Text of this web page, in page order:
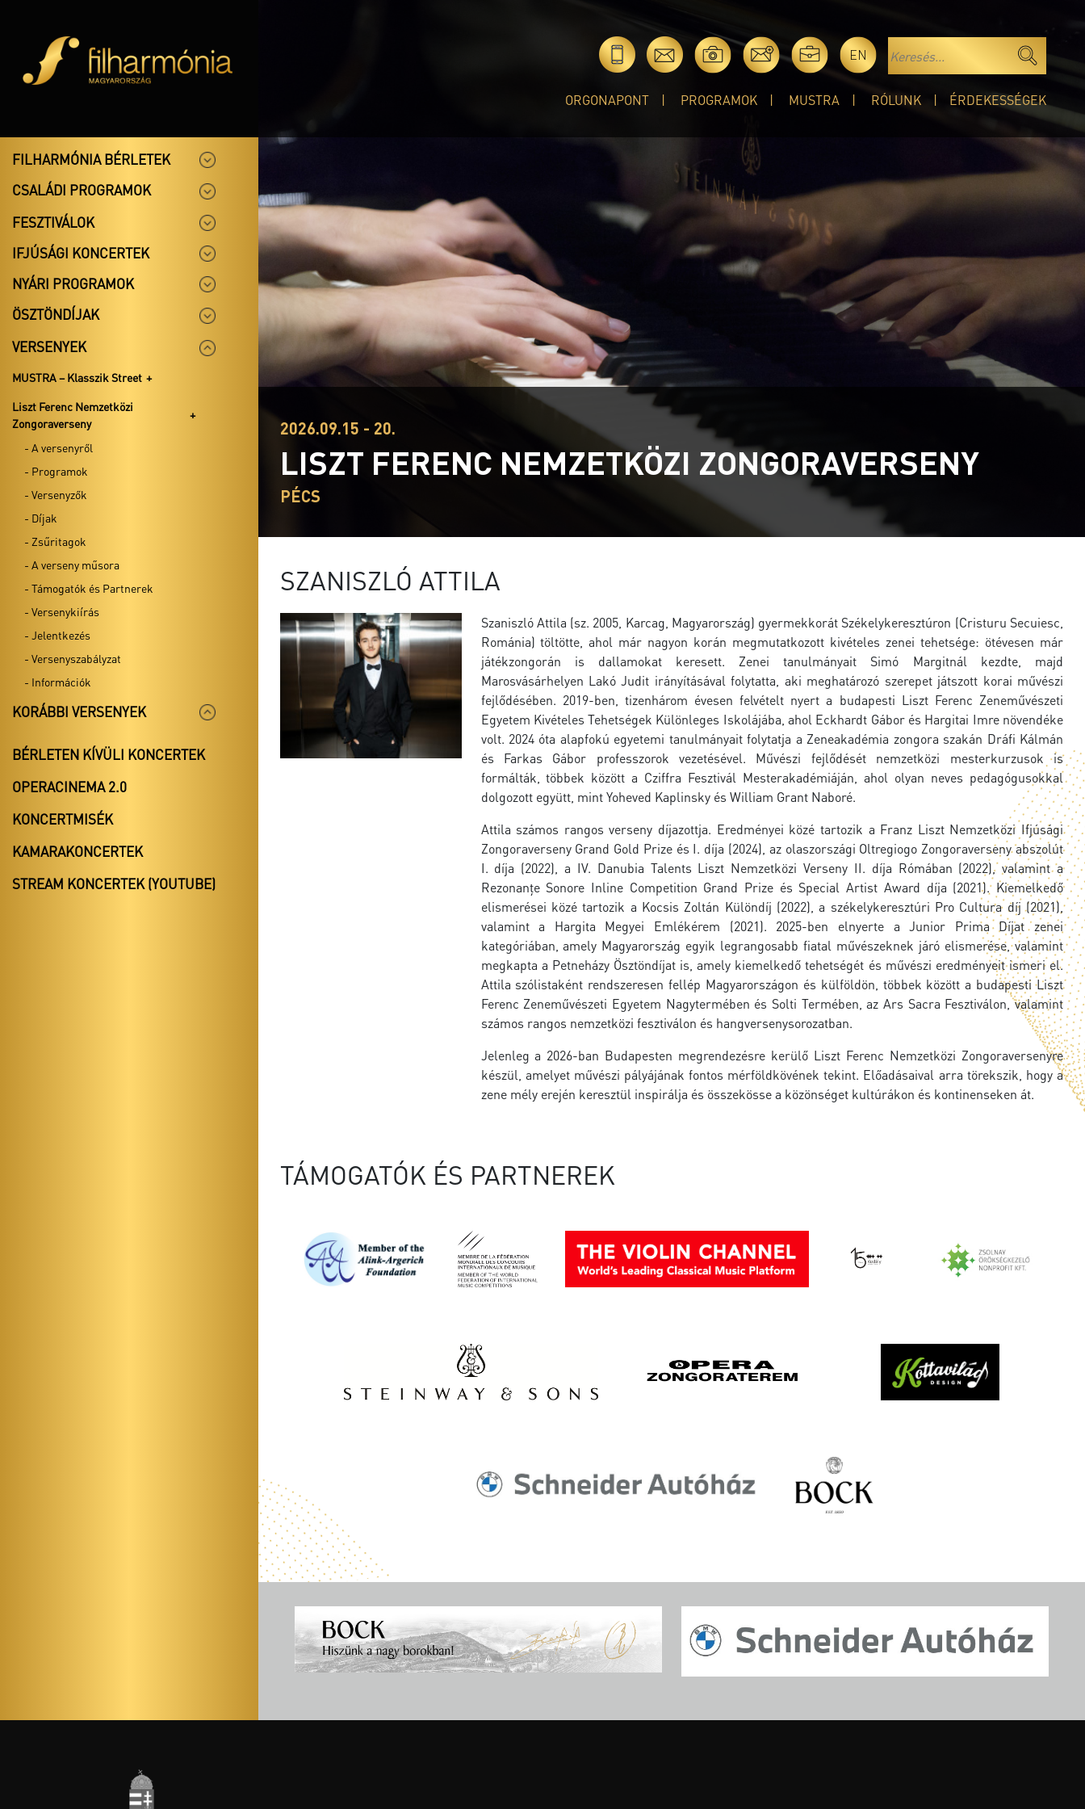
EN
ORGONAPONT PROGRAMOK MUSTRA RÓLUNK ÉRDEKESSÉGEK
FILHARMÓNIA BÉRLETEK
CSALÁDI PROGRAMOK
FESZTIVÁLOK
IFJÚSÁGI KONCERTEK
NYÁRI PROGRAMOK
ÖSZTÖNDÍJAK
VERSENYEK
MUSTRA – Klasszik Street
Liszt Ferenc Nemzetközi
Zongoraverseny
- A versenyről
- Programok
- Versenyzők
- Díjak
- Zsűritagok
- A verseny műsora
- Támogatók és Partnerek
- Versenykiírás
- Jelentkezés
- Versenyszabályzat
- Információk
KORÁBBI VERSENYEK
BÉRLETEN KÍVÜLI KONCERTEK
OPERACINEMA 2.0
KONCERTMISÉK
KAMARAKONCERTEK
STREAM KONCERTEK (YOUTUBE)
2026.09.15 - 20.
LISZT FERENC NEMZETKÖZI ZONGORAVERSENY
PÉCS
SZANISZLÓ ATTILA
Szaniszló Attila (sz. 2005, Karcag, Magyarország) gyermekkorát Székelykeresztúron (Cristuru Secuiesc,
Románia) töltötte, ahol már nagyon korán megmutatkozott kivételes zenei tehetsége: ötévesen már
játékzongorán is dallamokat keresett. Zenei tanulmányait Simó Margitnál kezdte, majd
Marosvásárhelyen Lakó Judit irányításával folytatta, aki meghatározó szerepet játszott korai művészi
fejlődésében. 2019-ben, tizenhárom évesen felvételt nyert a budapesti Liszt Ferenc Zeneművészeti
Egyetem Kivételes Tehetségek Különleges Iskolájába, ahol Eckhardt Gábor és Hargitai Imre növendéke
volt. 2024 óta alapfokú egyetemi tanulmányait folytatja a Zeneakadémia zongora szakán Dráfi Kálmán
és Farkas Gábor professzorok vezetésével. Művészi fejlődését nemzetközi mesterkurzusok is
formálták, többek között a Cziffra Fesztivál Mesterakadémiáján, ahol olyan neves pedagógusokkal
dolgozott együtt, mint Yoheved Kaplinsky és William Grant Naboré.
Attila számos rangos verseny díjazottja. Eredményei közé tartozik a Franz Liszt Nemzetközi Ifjúsági
Zongoraverseny Grand Gold Prize és I. díja (2024), az olaszországi Oltregiogo Zongoraverseny abszolút
I. díja (2022), a IV. Danubia Talents Liszt Nemzetközi Verseny II. díja Rómában (2022), valamint a
Rezonanțe Sonore Inline Competition Grand Prize és Special Artist Award díja (2021). Kiemelkedő
elismerései közé tartozik a Kocsis Zoltán Különdíj (2022), a székelykeresztúri Pro Cultura díj (2021),
valamint a Hargita Megyei Emlékérem (2021). 2025-ben elnyerte a Junior Prima Díjat zenei
kategóriában, amely Magyarország egyik legrangosabb fiatal művészeknek járó elismerése, valamint
megkapta a Petneházy Ösztöndíjat is, amely kiemelkedő tehetségét és művészi eredményeit ismeri el.
Attila szólistaként rendszeresen fellép Magyarországon és külföldön, többek között a budapesti Liszt
Ferenc Zeneművészeti Egyetem Nagytermében és Solti Termében, az Ars Sacra Fesztiválon, valamint
számos rangos nemzetközi fesztiválon és hangversenysorozatban.
Jelenleg a 2026-ban Budapesten megrendezésre kerülő Liszt Ferenc Nemzetközi Zongoraversenyre
készül, amelyet művészi pályájának fontos mérföldkövének tekint. Előadásaival arra törekszik, hogy a
zene mély erején keresztül inspirálja és összekösse a közönséget kultúrákon és kontinenseken át.
TÁMOGATÓK ÉS PARTNEREK